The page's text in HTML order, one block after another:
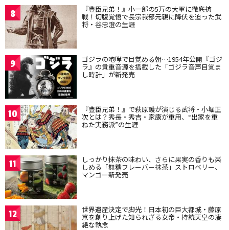
8 『豊臣兄弟！』小一郎の5万の大軍に徹底抗
戦！切腹覚悟で長宗我部元親に降伏を迫った武
将・谷忠澄の生涯
9 ゴジラの咆哮で目覚める朝…1954年公開『ゴジ
ラ』の貴重音源を搭載した「ゴジラ音声目覚ま
し時計」が新発売
10 『豊臣兄弟！』で萩原護が演じる武将・小堀正
次とは？秀長・秀吉・家康が重用、“出家を重
ねた実務派”の生涯
11 しっかり抹茶の味わい、さらに果実の香りも楽
しめる「無糖フレーバー抹茶」ストロベリー、
マンゴー新発売
12 世界遺産決定で脚光！日本初の巨大都城・藤原
京を創り上げた知られざる女帝・持統天皇の凄
絶な執念